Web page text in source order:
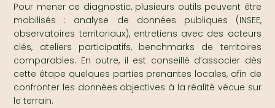
Pour mener ce diagnostic, plusieurs outils peuvent être
mobilisés : analyse de données publiques (INSEE,
observatoires territoriaux), entretiens avec des acteurs
clés, ateliers participatifs, benchmarks de territoires
comparables. En outre, il est conseillé d’associer dès
cette étape quelques parties prenantes locales, afin de
confronter les données objectives à la réalité vécue sur
le terrain.